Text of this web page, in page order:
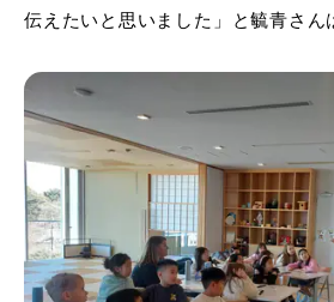
伝えたいと思いました」と毓青さん